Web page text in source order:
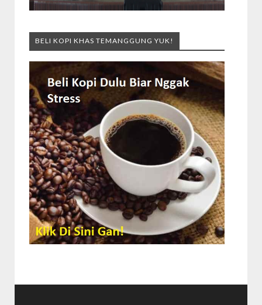
BELI KOPI KHAS TEMANGGUNG YUK!